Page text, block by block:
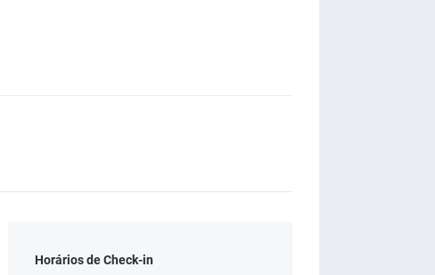
Horários de Check-in